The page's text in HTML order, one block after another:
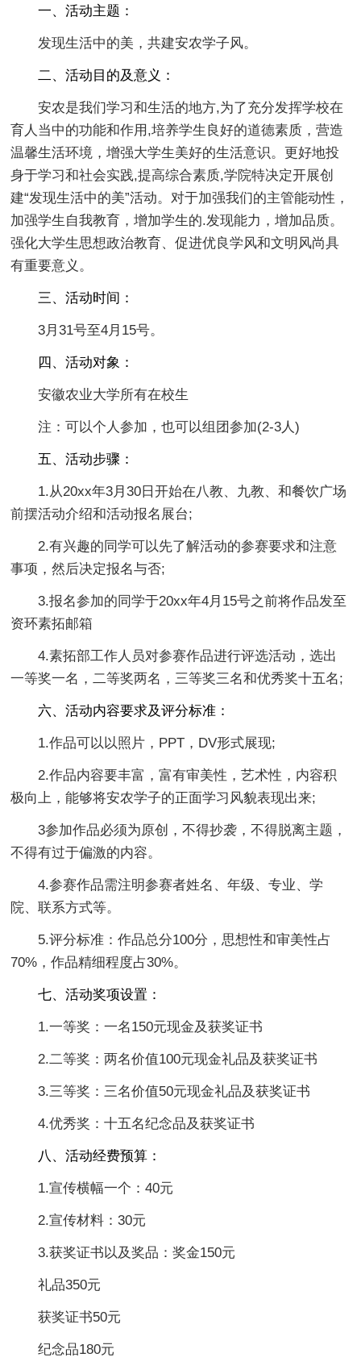
一、活动主题：
发现生活中的美，共建安农学子风。
二、活动目的及意义：
安农是我们学习和生活的地方,为了充分发挥学校在
育人当中的功能和作用,培养学生良好的道德素质，营造
温馨生活环境，增强大学生美好的生活意识。更好地投
身于学习和社会实践,提高综合素质,学院特决定开展创
建“发现生活中的美”活动。对于加强我们的主管能动性，
加强学生自我教育，增加学生的.发现能力，增加品质。
强化大学生思想政治教育、促进优良学风和文明风尚具
有重要意义。
三、活动时间：
3月31号至4月15号。
四、活动对象：
安徽农业大学所有在校生
注：可以个人参加，也可以组团参加(2-3人)
五、活动步骤：
1.从20xx年3月30日开始在八教、九教、和餐饮广场
前摆活动介绍和活动报名展台;
2.有兴趣的同学可以先了解活动的参赛要求和注意
事项，然后决定报名与否;
3.报名参加的同学于20xx年4月15号之前将作品发至
资环素拓邮箱
4.素拓部工作人员对参赛作品进行评选活动，选出
一等奖一名，二等奖两名，三等奖三名和优秀奖十五名;
六、活动内容要求及评分标准：
1.作品可以以照片，PPT，DV形式展现;
2.作品内容要丰富，富有审美性，艺术性，内容积
极向上，能够将安农学子的正面学习风貌表现出来;
3参加作品必须为原创，不得抄袭，不得脱离主题，
不得有过于偏激的内容。
4.参赛作品需注明参赛者姓名、年级、专业、学
院、联系方式等。
5.评分标准：作品总分100分，思想性和审美性占
70%，作品精细程度占30%。
七、活动奖项设置：
1.一等奖：一名150元现金及获奖证书
2.二等奖：两名价值100元现金礼品及获奖证书
3.三等奖：三名价值50元现金礼品及获奖证书
4.优秀奖：十五名纪念品及获奖证书
八、活动经费预算：
1.宣传横幅一个：40元
2.宣传材料：30元
3.获奖证书以及奖品：奖金150元
礼品350元
获奖证书50元
纪念品180元